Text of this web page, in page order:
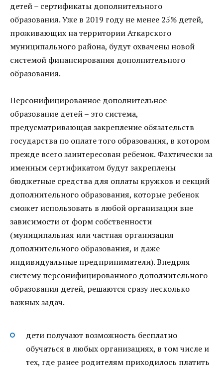
детей – сертификаты дополнительного
образования. Уже в 2019 году не менее 25% детей,
проживающих на территории Аткарского
муниципального района, будут охвачены новой
системой финансирования дополнительного
образования.
Персонифицированное дополнительное
образование детей – это система,
предусматривающая закрепление обязательств
государства по оплате того образования, в котором
прежде всего заинтересован ребенок. Фактически за
именным сертификатом будут закреплены
бюджетные средства для оплаты кружков и секций
дополнительного образования, которые ребенок
сможет использовать в любой организации вне
зависимости от форм собственности
(муниципальная или частная организация
дополнительного образования, и даже
индивидуальные предприниматели). Внедряя
систему персонифицированного дополнительного
образования детей, решаются сразу несколько
важных задач.
дети получают возможность бесплатно
обучаться в любых организациях, в том числе и
тех, где ранее родителям приходилось платить